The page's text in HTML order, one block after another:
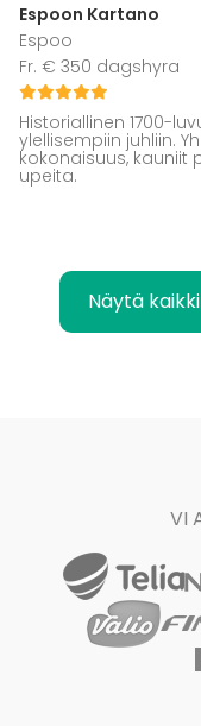
Espoon Kartano
Espoo
Fr. € 350 dagshyra
Historiallinen 1700-
ylellisempiin juhliin.
kokonaisuus,
upeita.
Näytä
VI